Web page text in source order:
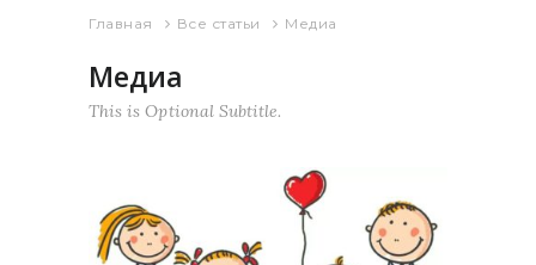
Главная Все статьи Медиа
Медиа
This is Optional Subtitle.